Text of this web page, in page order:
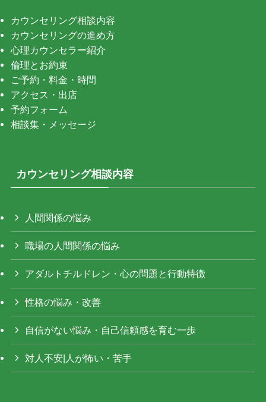
カウンセリング相談内容
カウンセリングの進め方
心理カウンセラー紹介
倫理とお約束
ご予約・料金・時間
アクセス・出店
予約フォーム
相談集・メッセージ
カウンセリング相談内容
人間関係の悩み
職場の人間関係の悩み
アダルトチルドレン・心の問題と行動特徴
性格の悩み・改善
自信がない悩み・自己信頼感を育む一歩
対人不安|人が怖い・苦手